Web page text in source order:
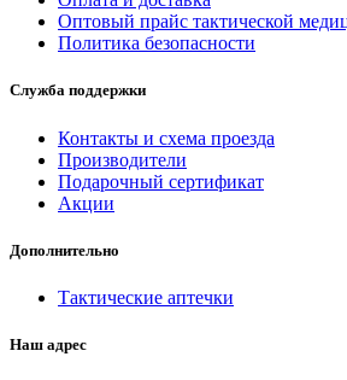
Оптовый прайс тактической
Политика безопасности
Служба поддержки
Контакты и схема проезда
Производители
Подарочный сертификат
Акции
Дополнительно
Тактические аптечки
Наш адрес